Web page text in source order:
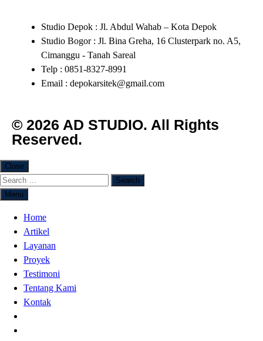
Studio Depok : Jl. Abdul Wahab – Kota Depok
Studio Bogor : Jl. Bina Greha, 16 Clusterpark no. A5,
Cimanggu - Tanah Sareal
Telp : 0851-8327-8991
Email : depokarsitek@gmail.com
© 2026 AD STUDIO. All Rights
Reserved.
Close
Menu
Home
Artikel
Layanan
Proyek
Testimoni
Tentang Kami
Kontak